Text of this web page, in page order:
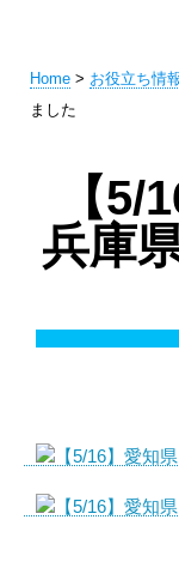
Home > お役立ち情
ました
【5/
兵庫